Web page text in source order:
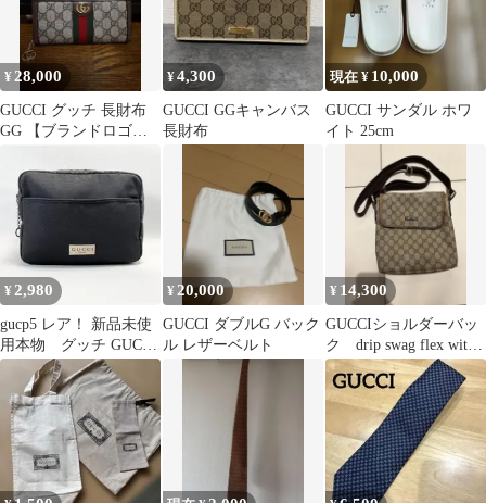
¥ 28,000
GUCCI グッチ 長財布
GG 【ブランドロゴ総
¥4,300
GUCCI GGキャンバス
長財布
現在 ¥ 10,000
GUCCI サンダル ホワ
イト 25cm
¥2,980
gucp5 レア！ 新品未使
用本物 グッチ GUCCI
ノベルティポーチ
¥ 20,000
GUCCI ダブルG バック
ル レザーベルト
¥ 14,300
GUCCIショルダーバッ
ク drip swag flex wit
me